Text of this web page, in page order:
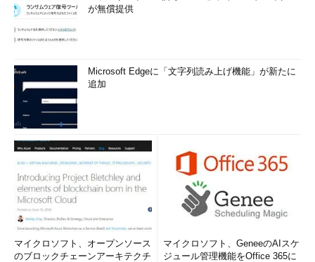
が無償提供
Microsoft Edgeに「文字列読み上げ機能」が新たに
追加
マイクロソフト、オープンソース
のブロックチェーンアーキテクチ
マイクロソフト、GeneeのAIスケ
ジュール管理機能をOffice 365に